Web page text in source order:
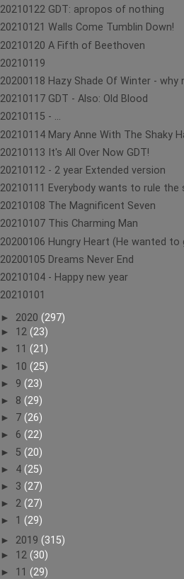
20210122 GDT: apropos of nothing
20210121 Walls Come Tumblin Down!
20210120 A Fifth of Beethoven
20210119
20200118 Hazy Shade Of Winter - why
20210117 GDT - Also: Old Blood
20210115 - ...
20210114 Mary Anne With The Shaky
20210113 It's All Over Now GDT!
20210112 - 2 year Extended version
20210111 Everybody wants to rule the
20210108 The Magnificent Seven
20210107 This Charming Man
20200106 Hungry Heart (He wanted to
20200105 Dreams Never End
20210104 - Happy new year
20210101
► 2020 (297)
► 12 (23)
► 11 (21)
► 10 (25)
► 9 (23)
► 8 (29)
► 7 (26)
► 6 (22)
► 5 (20)
► 4 (25)
► 3 (27)
► 2 (27)
► 1 (29)
► 2019 (315)
► 12 (30)
► 11 (29)